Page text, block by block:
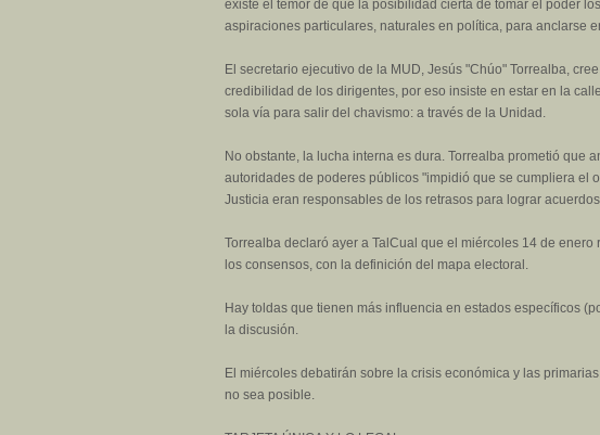
existe el temor de que la posibilidad cierta de tomar el poder
aspiraciones particulares, naturales en política, para anclarse
El secretario ejecutivo de la MUD, Jesús "Chúo" Torrealba,
credibilidad de los dirigentes, por eso insiste en estar en la
sola vía para salir del chavismo: a través de la Unidad.
No obstante, la lucha interna es dura. Torrealba prometió que
autoridades de poderes públicos "impidió que se cumpliera el
Justicia eran responsables de los retrasos para lograr
Torrealba declaró ayer a TalCual que el miércoles 14 de
los consensos, con la definición del mapa electoral.
Hay toldas que tienen más influencia en estados específicos
la discusión.
El miércoles debatirán sobre la crisis económica y las
no sea posible.